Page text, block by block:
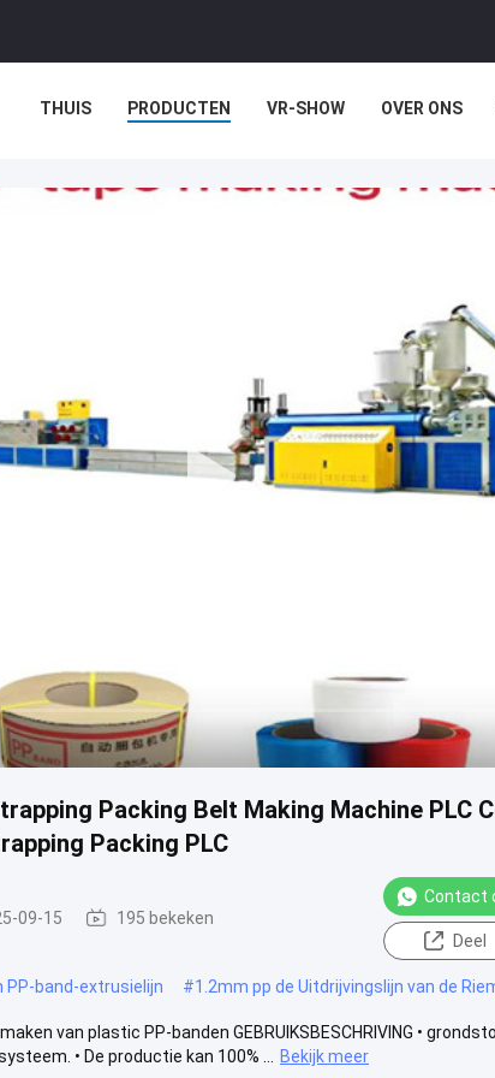
THUIS PRODUCTEN VR-SHOW OVER ONS
Packing Belt Making Machine PLC
Packing PLC
09-15 195 bekeken
Contact
Deel
PP-band-extrusielijn #1.2mm pp de Uitdrijvingslijn van de
van plastic PP-banden GEBRUIKSBESCHRIVING •
• De productie kan 100% ...
Bekijk meer